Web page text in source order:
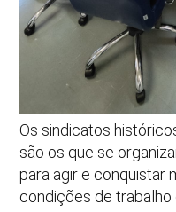
Os sindicatos
são os que se
para agir e conquistar
condições de trabalho